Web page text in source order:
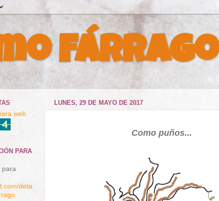
Fárrago
LUNES, 29 DE MAYO DE 2017
Como puños...
web
PARA
para
deta